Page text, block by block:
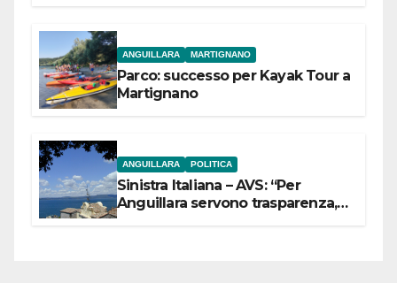
ANGUILLARA MARTIGNANO
Parco: successo per Kayak Tour a
Martignano
ANGUILLARA POLITICA
Sinistra Italiana – AVS: “Per
Anguillara servono trasparenza,